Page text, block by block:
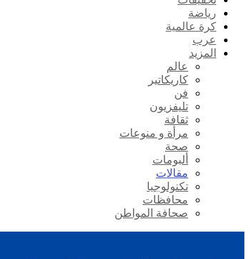
رياضة
كرة عالمية
عرب
المزيد
عالم
كاريكاتير
فن
تليفزيون
ثقافة
مرأة و منوعات
صحة
ألبومات
مقالات
تكنولوجيا
محافظات
صحافة المواطن